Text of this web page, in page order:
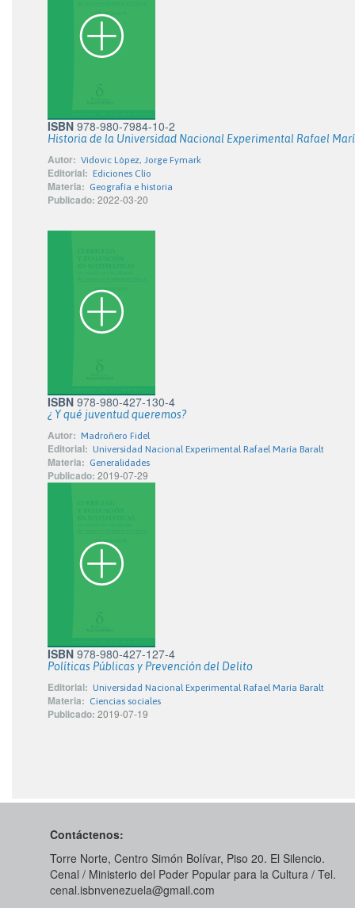
ISBN 978-980-7984-10-2
Historia de la Universidad Nacional Experimental Rafael
Autor: Vidovic López, Jorge Fymark
Editorial: Ediciones Clío
Materia: Geografía e historia
Publicado: 2022-03-20
ISBN 978-980-427-130-4
¿ Y qué juventud queremos?
Autor: Madroñero Fidel
Editorial: Universidad Nacional Experimental Rafael María Baralt
Materia: Generalidades
Publicado: 2019-07-29
ISBN 978-980-427-127-4
Políticas Públicas y Prevención del Delito
Editorial: Universidad Nacional Experimental Rafael María Baralt
Materia: Ciencias sociales
Publicado: 2019-07-19
Contáctenos:
Torre Norte, Centro Simón Bolívar, Piso 20. El Silencio.
Cenal / Ministerio del Poder Popular para la Cultura / Tel.
cenal.isbnvenezuela@gmail.com